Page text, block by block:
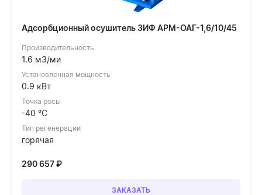
Адсорбционный осушитель ЗИФ АРМ-ОАГ-1,6/10/45
Производительность
1.6 м3/ми
Установленная мощность
0.9 кВт
Точка росы
-40 °C
Тип регенерации
горячая
290 657₽
ЗАКАЗАТЬ